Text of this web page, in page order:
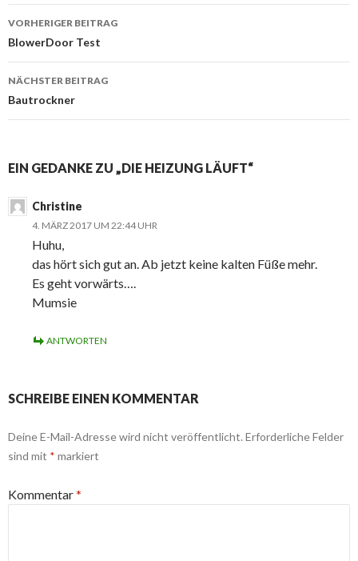
Beitrags-
Navigation
VORHERIGER BEITRAG
BlowerDoor Test
NÄCHSTER BEITRAG
Bautrockner
EIN GEDANKE ZU „DIE HEIZUNG LÄUFT“
Christine
4. MÄRZ 2017 UM 22:44 UHR
Huhu,
das hört sich gut an. Ab jetzt keine kalten Füße mehr.
Es geht vorwärts….
Mumsie
ANTWORTEN
SCHREIBE EINEN KOMMENTAR
Deine E-Mail-Adresse wird nicht veröffentlicht. Erforderliche Felder
sind mit * markiert
Kommentar*